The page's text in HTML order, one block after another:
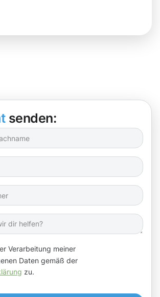
senden:
Verarbeitung meiner
Daten gemäß der
zu.